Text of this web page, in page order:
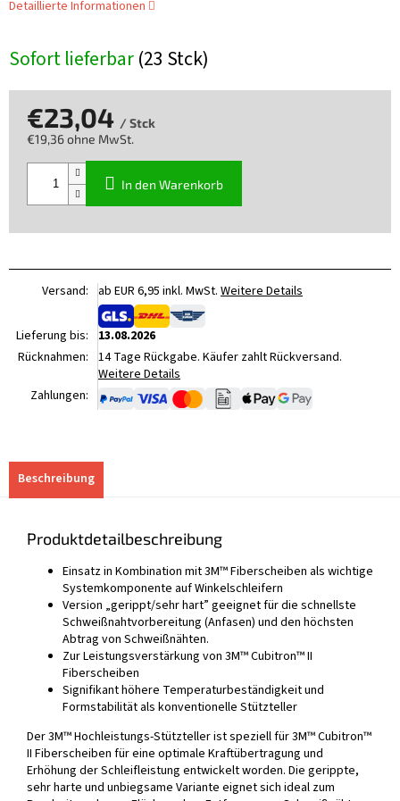
Sofort lieferbar(23 Stck)
Detaillierte Informationen
€23,04 / Stck
€19,36 ohne MwSt.
In den Warenkorb
Versand: ab EUR 6,95 inkl. MwSt. Weitere Details
Lieferung bis:
13.08.2026
Rücknahmen: 14 Tage Rückgabe. Käufer zahlt Rückversand.
Weitere Details
Zahlungen:
Beschreibung
Produktdetailbeschreibung
Einsatz in Kombination mit 3M™ Fiberscheiben als wichtige
Systemkomponente auf Winkelschleifern
Version „gerippt/sehr hart” geeignet für die schnellste
Schweißnahtvorbereitung (Anfasen) und den höchsten
Abtrag von Schweißnähten.
Zur Leistungsverstärkung von 3M™ Cubitron™ II
Fiberscheiben
Signifikant höhere Temperaturbeständigkeit und
Formstabilität als konventionelle Stützteller
Der 3M™ Hochleistungs-Stützteller ist speziell für 3M™ Cubitron™
II Fiberscheiben für eine optimale Kraftübertragung und
Erhöhung der Schleifleistung entwickelt worden. Die gerippte,
sehr harte und unbiegsame Variante eignet sich ideal zum